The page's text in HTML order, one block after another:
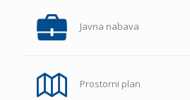
Javna nabava
Prostorni plan